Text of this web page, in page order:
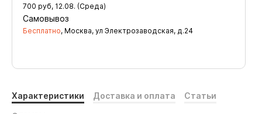
700 руб, 12.08. (Среда)
Самовывоз
Бесплатно, Москва, ул Электрозаводская, д.24
Характеристики Доставка и оплата Статьи